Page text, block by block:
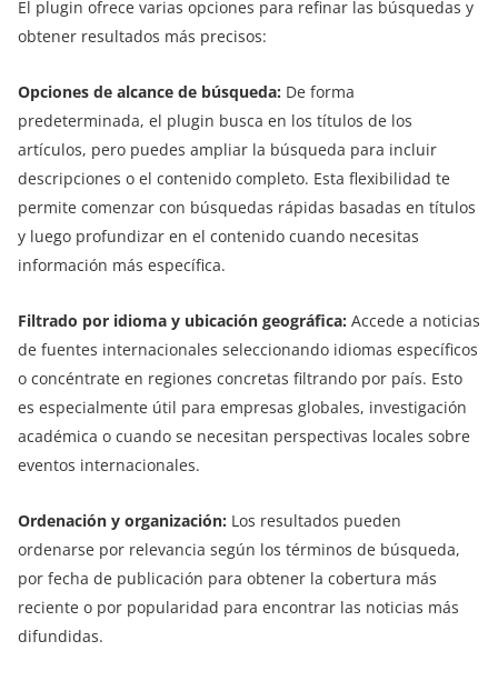
El plugin ofrece varias opciones para refinar las búsquedas y
obtener resultados más precisos:
Opciones de alcance de búsqueda: De forma
predeterminada, el plugin busca en los títulos de los
artículos, pero puedes ampliar la búsqueda para incluir
descripciones o el contenido completo. Esta flexibilidad te
permite comenzar con búsquedas rápidas basadas en títulos
y luego profundizar en el contenido cuando necesitas
información más específica.
Filtrado por idioma y ubicación geográfica: Accede a noticias
de fuentes internacionales seleccionando idiomas específicos
o concéntrate en regiones concretas filtrando por país. Esto
es especialmente útil para empresas globales, investigación
académica o cuando se necesitan perspectivas locales sobre
eventos internacionales.
Ordenación y organización: Los resultados pueden
ordenarse por relevancia según los términos de búsqueda,
por fecha de publicación para obtener la cobertura más
reciente o por popularidad para encontrar las noticias más
difundidas.